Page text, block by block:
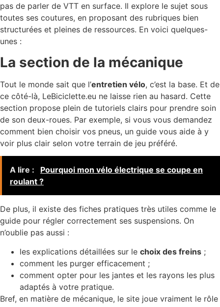
pas de parler de VTT en surface. Il explore le sujet sous
toutes ses coutures, en proposant des rubriques bien
structurées et pleines de ressources. En voici quelques-
unes :
La section de la mécanique
Tout le monde sait que l’entretien vélo, c’est la base. Et de
ce côté-là, LeBiciclette.eu ne laisse rien au hasard. Cette
section propose plein de tutoriels clairs pour prendre soin
de son deux-roues. Par exemple, si vous vous demandez
comment bien choisir vos pneus, un guide vous aide à y
voir plus clair selon votre terrain de jeu préféré.
A lire :
Pourquoi mon vélo électrique se coupe en
roulant ?
De plus, il existe des fiches pratiques très utiles comme le
guide pour régler correctement ses suspensions. On
n’oublie pas aussi :
les explications détaillées sur le choix des freins ;
comment les purger efficacement ;
comment opter pour les jantes et les rayons les plus
adaptés à votre pratique.
Bref, en matière de mécanique, le site joue vraiment le rôle